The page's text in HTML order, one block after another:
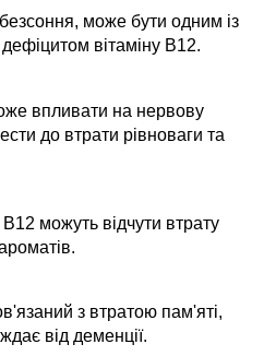
може бути одним із
вітаміну B12.
впливати на нервову
до втрати рівноваги та
можуть відчути втрату
з втратою пам'яті,
від деменції.